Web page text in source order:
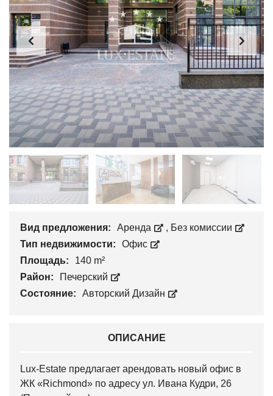
Вид предложения: Аренда , Без комиссии
Тип недвижимости:
Офис
Площадь:
140 m²
Район:
Печерский
Состояние:
Авторский Дизайн
ОПИСАНИЕ
Lux-Estate предлагает арендовать новый офис в
ЖК «Richmond» по адресу ул. Ивана Кудри, 26